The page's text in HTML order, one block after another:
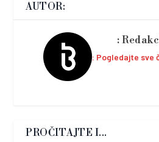
AUTOR:
Pogledajte sve
PROČITAJTE I...